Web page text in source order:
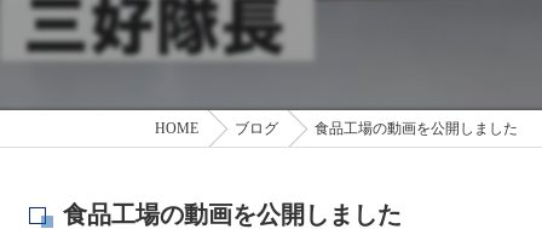
HOME ブログ 食品工場の動画を公開しました
食品工場の動画を公開しました